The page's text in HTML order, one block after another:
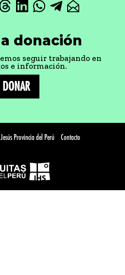
donación
seguir trabajando en
e información.
DONAR
Provincia del Perú Contacto